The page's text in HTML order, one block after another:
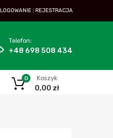
LOGOWANIE REJESTRACJA
Telefon:
+48 698 508 434
Koszyk
0,00 zł
0